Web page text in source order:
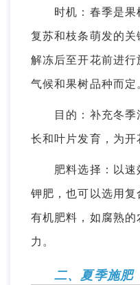
时机：春季是果
复苏和枝条萌发的
解冻后至开花前进
气候和果树品种而定
目的：补充冬季
长和叶片发育，为开
肥料选择：以速
钾肥，也可以选用
有机肥料，如腐熟
力。
二、夏季施肥